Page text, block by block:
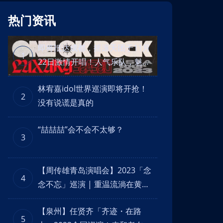
热门资讯
1
即将抵达成都，摇滚天团于11月
22日激情开唱！人气乐队，魅力
舞台！
2
林宥嘉idol世界巡演即将开抢！
没有说谎是真的
3
“喆喆喆”会不会不太够？
4
【周传雄青岛演唱会】2023「念
念不忘」巡演 | 重温流淌在黄昏
里念念不忘的回忆！
5
【泉州】任贤齐「齐迹・在路